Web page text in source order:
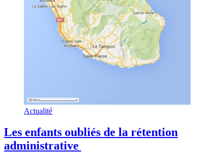
Actualité
Les enfants oubliés de la rétention
administrative